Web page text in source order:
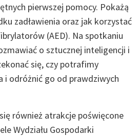
pierwszej pomocy. Pokażą
zadławienia oraz jak korzystać
(AED). Na spotkaniu
o sztucznej inteligencji i
się, czy potrafimy
i odróżnić go od prawdziwych
również atrakcje poświęcone
Wydziału Gospodarki